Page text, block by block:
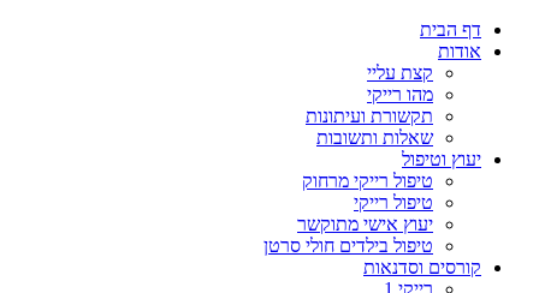
דף הבית
אודות
קצת עליי
מהו רייקי
תקשורת ועיתונות
שאלות ותשובות
יעוץ וטיפול
טיפול רייקי מרחוק
טיפול רייקי
יעוץ אישי מתוקשר
טיפול בילדים חולי סרטן
קורסים וסדנאות
רייקי 1